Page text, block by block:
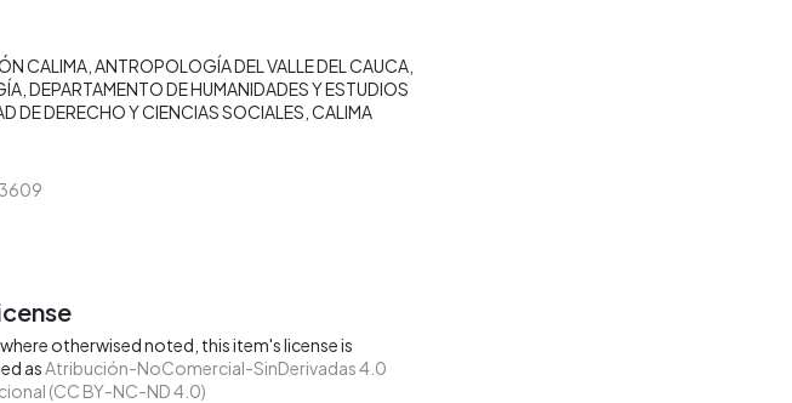
CALIMA ANTROPOLOGÍA DEL VALLE DEL CAUCA
DEPARTAMENTO DE HUMANIDADES Y ESTUDIOS
DE DERECHO Y CIENCIAS SOCIALES CALIMA
otherwised noted, this item's license is
as Atribución-NoComercial-SinDerivadas 4.0
(CC BY-NC-ND 4.0)